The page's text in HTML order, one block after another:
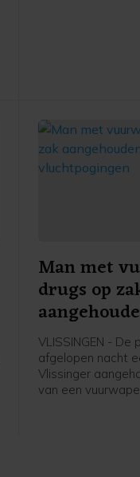
Man met
drugs op
mislukte
VLISSINGEN - De
afgelopen nacht
Vlissinger
van een